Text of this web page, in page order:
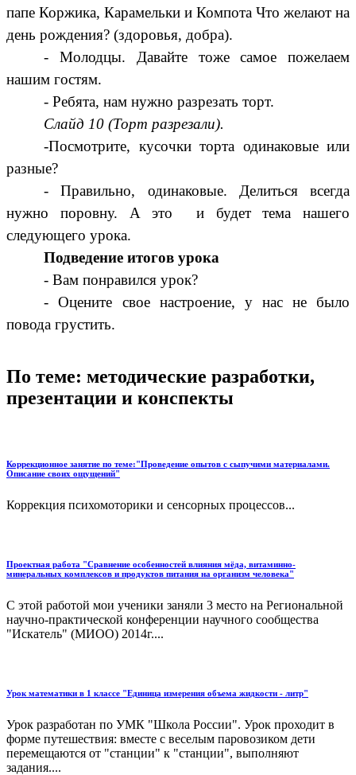
папе Коржика, Карамельки и Компота Что желают на
день рождения? (здоровья, добра).
- Молодцы. Давайте тоже самое пожелаем
нашим гостям.
- Ребята, нам нужно разрезать торт.
Слайд 10 (Торт разрезали).
-Посмотрите, кусочки торта одинаковые или
разные?
- Правильно, одинаковые. Делиться всегда
нужно поровну. А это и будет тема нашего
следующего урока.
Подведение итогов урока
- Вам понравился урок?
- Оцените свое настроение, у нас не было
повода грустить.
По теме: методические разработки,
презентации и конспекты
Коррекционное занятие по теме:"Проведение опытов с сыпучими материалами.
Описание своих ощущений"
Коррекция психомоторики и сенсорных процессов...
Проектная работа "Сравнение особенностей влияния мёда, витаминно-
минеральных комплексов и продуктов питания на организм человека"
С этой работой мои ученики заняли 3 место на Региональной
научно-практической конференции научного сообщества
"Искатель" (МИОО) 2014г....
Урок математики в 1 классе "Единица измерения объема жидкости - литр"
Урок разработан по УМК "Школа России". Урок проходит в
форме путешествия: вместе с веселым паровозиком дети
перемещаются от "станции" к "станции", выполняют
задания....